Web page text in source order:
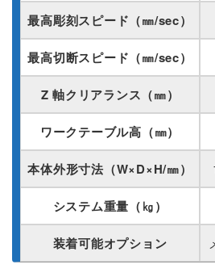
最高彫刻スピード（㎜/sec）
最高切断スピード（㎜/sec）
Z 軸クリアランス（㎜）
ワークテーブル高（㎜）
本体外形寸法（W×D×H/㎜）
システム重量（㎏）
装着可能オプション